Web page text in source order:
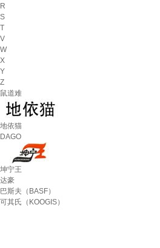
R
S
T
V
W
X
Y
Z
鼠道难
地依猫
DAGO
坤宁王
达豪
巴斯夫（BASF）
可其氏（KOOGIS）